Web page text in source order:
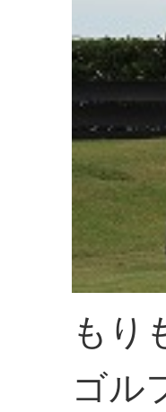
もり
ゴル